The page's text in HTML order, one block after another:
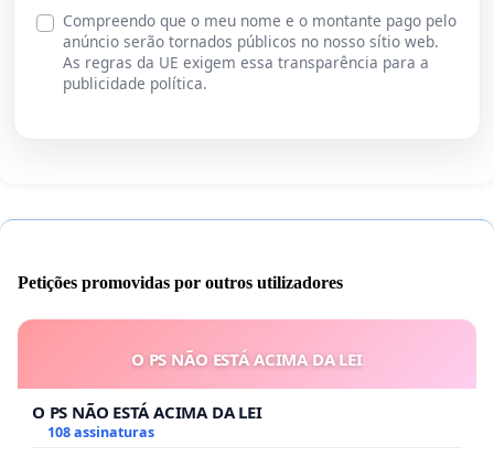
Compreendo que o meu nome e o montante pago pelo
anúncio serão tornados públicos no nosso sítio web.
As regras da UE exigem essa transparência para a
publicidade política.
Petições promovidas por outros utilizadores
O PS NÃO ESTÁ ACIMA DA LEI
O PS NÃO ESTÁ ACIMA DA LEI
108 assinaturas